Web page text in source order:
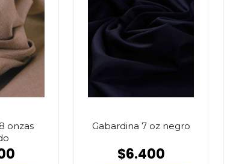
onzas
Gabardina 7 oz negro
$6.400